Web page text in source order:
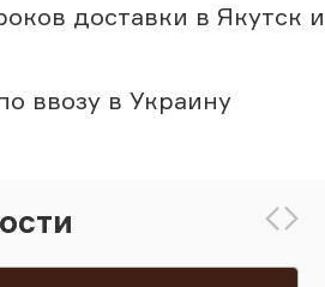
доставки в Якутск и
ввозу в Украину